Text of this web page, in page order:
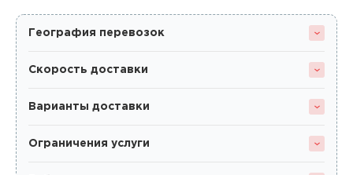
География перевозок
Скорость доставки
Варианты доставки
Ограничения услуги